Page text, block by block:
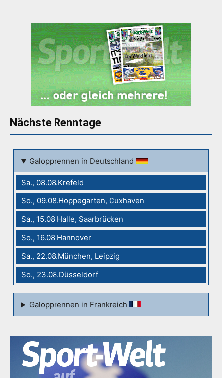
Nächste Renntage
Galopprennen in Deutschland
Sa., 08.08.Krefeld
So., 09.08.Hoppegarten, Cuxhaven
Sa., 15.08.Halle, Saarbrücken
So., 16.08.Hannover
Sa., 22.08.München, Leipzig
So., 23.08.Düsseldorf
Galopprennen in Frankreich